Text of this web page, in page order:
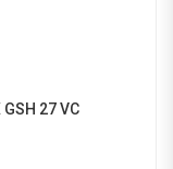
GSH 27 VC